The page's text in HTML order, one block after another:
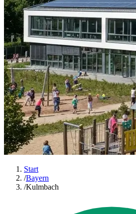
Start
/Bayern
/Kulmbach